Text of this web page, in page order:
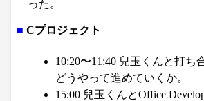
った。
■ Cプロジェクト
10:20〜11:40 兒玉くんと打ち
どうやって進めていくか。
15:00 兒玉くんとOffice